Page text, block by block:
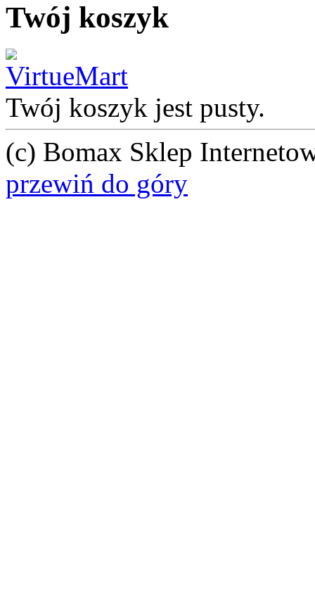
Twój koszyk
Twój koszyk jest pusty.
(c) Bomax Sklep
przewiń do góry